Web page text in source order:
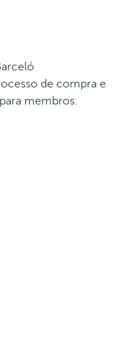
de compra e
membros.